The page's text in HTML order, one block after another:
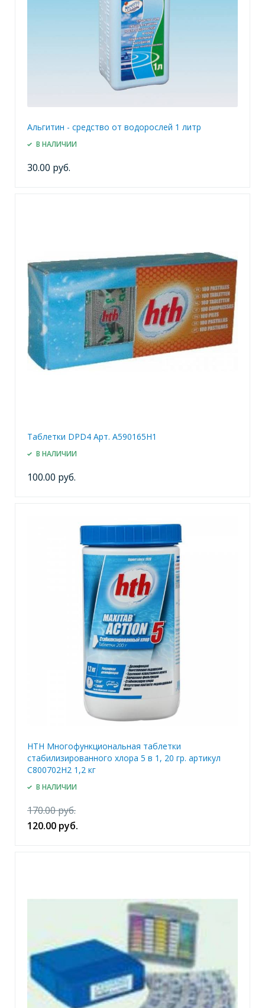
Альгитин - средство от водорослей 1 литр
В НАЛИЧИИ
30.00 руб.
Таблетки DPD4 Арт. A590165H1
В НАЛИЧИИ
100.00 руб.
HTH Многофункциональная таблетки
стабилизированного хлора 5 в 1, 20 гр. артикул
C800702H2 1,2 кг
В НАЛИЧИИ
170.00 руб.
120.00 руб.